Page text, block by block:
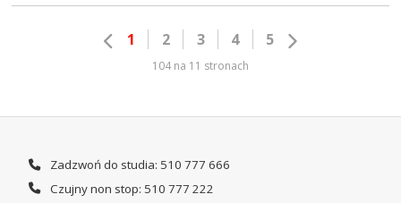
1 2 3 4 5
104 na 11 stronach
Zadzwoń do studia: 510 777 666
Czujny non stop: 510 777 222